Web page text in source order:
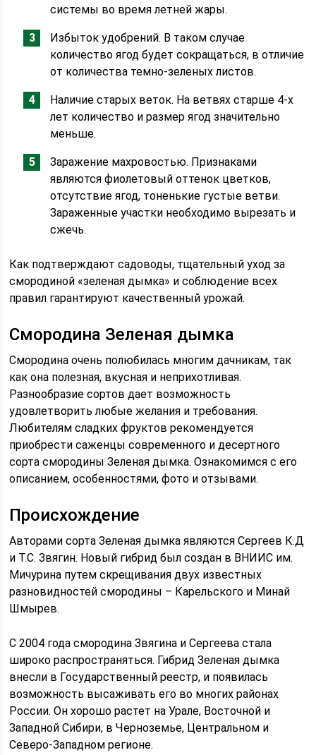
системы во время летней жары.
Избыток удобрений. В таком случае
количество ягод будет сокращаться, в отличие
от количества темно-зеленых листов.
Наличие старых веток. На ветвях старше 4-х
лет количество и размер ягод значительно
меньше.
Заражение махровостью. Признаками
являются фиолетовый оттенок цветков,
отсутствие ягод, тоненькие густые ветви.
Зараженные участки необходимо вырезать и
сжечь.
Как подтверждают садоводы, тщательный уход за
смородиной «зеленая дымка» и соблюдение всех
правил гарантируют качественный урожай.
Смородина Зеленая дымка
Смородина очень полюбилась многим дачникам, так
как она полезная, вкусная и неприхотливая.
Разнообразие сортов дает возможность
удовлетворить любые желания и требования.
Любителям сладких фруктов рекомендуется
приобрести саженцы современного и десертного
сорта смородины Зеленая дымка. Ознакомимся с его
описанием, особенностями, фото и отзывами.
Происхождение
Авторами сорта Зеленая дымка являются Сергеев К.Д
и Т.С. Звягин. Новый гибрид был создан в ВНИИС им.
Мичурина путем скрещивания двух известных
разновидностей смородины – Карельского и Минай
Шмырев.
С 2004 года смородина Звягина и Сергеева стала
широко распространяться. Гибрид Зеленая дымка
внесли в Государственный реестр, и появилась
возможность высаживать его во многих районах
России. Он хорошо растет на Урале, Восточной и
Западной Сибири, в Черноземье, Центральном и
Северо-Западном регионе.